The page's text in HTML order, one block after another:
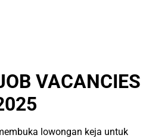
VACANCIES
lowongan keja untuk